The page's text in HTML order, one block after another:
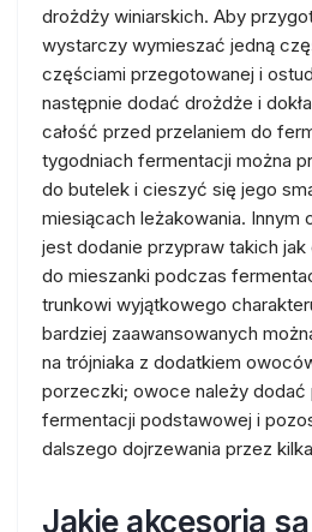
drożdży winiarskich. Aby
wystarczy wymieszać jedną
częściami przegotowanej i
następnie dodać drożdże i
całość przed przelaniem do
tygodniach fermentacji można
do butelek i cieszyć się jego
miesiącach leżakowania. Innym
jest dodanie przypraw takich
do mieszanki podczas
trunkowi wyjątkowego
bardziej zaawansowanych
na trójniaka z dodatkiem
porzeczki; owoce należy dodać
fermentacji podstawowej i
dalszego dojrzewania przez
Jakie akcesoria